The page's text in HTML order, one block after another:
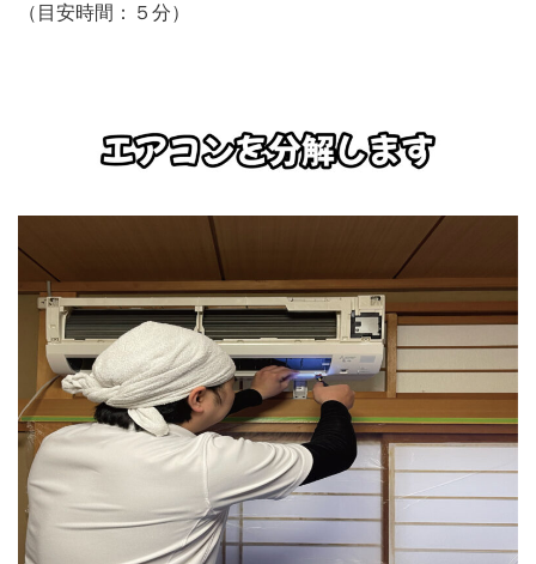
（目安時間：５分）